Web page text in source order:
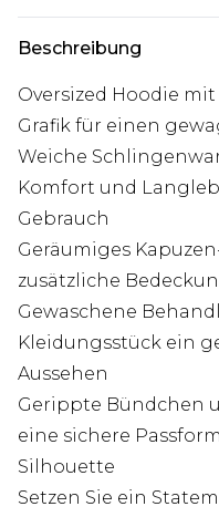
Beschreibung
Oversized Hoodie
Grafik für einen
Weiche
Komfort und
Gebrauch
Geräumiges
zusätzliche
Gewaschene
Kleidungsstück ein
Aussehen
Gerippte Bündchen
eine sichere
Silhouette
Setzen Sie ein